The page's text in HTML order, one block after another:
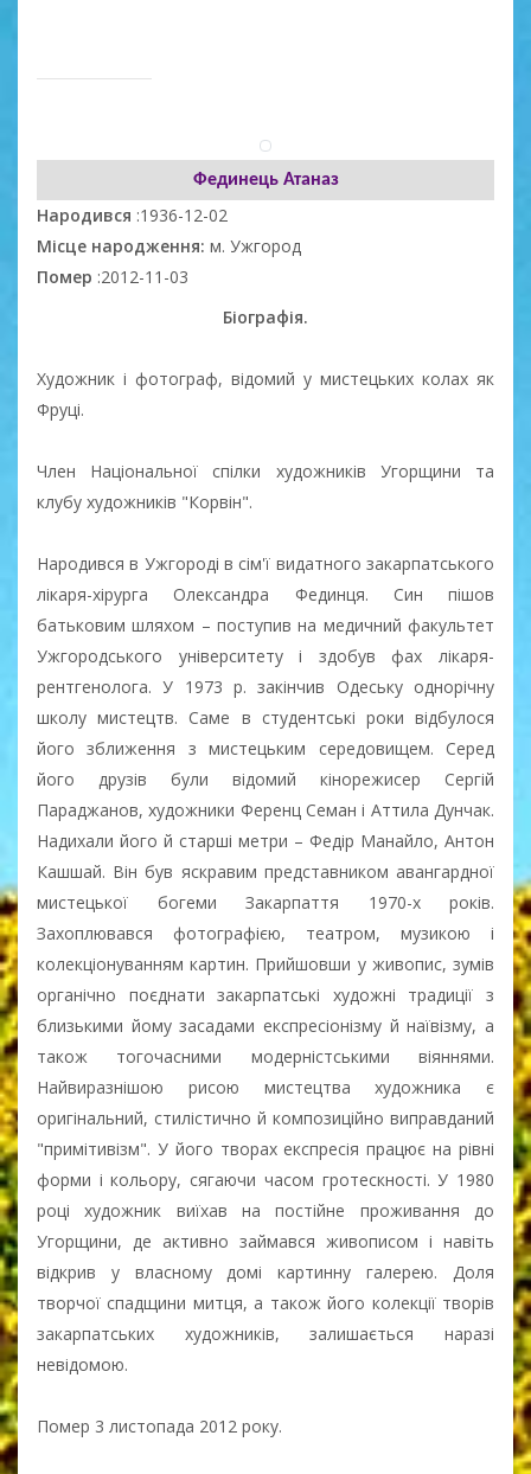
Фединець Атаназ
Народився :1936-12-02
Місце народження: м. Ужгород
Помер :2012-11-03
Біографія.
Художник і фотограф, відомий у мистецьких колах як
Фруці.
Член Національної спілки художників Угорщини та
клубу художників "Корвін".
Народився в Ужгороді в сім'ї видатного закарпатського
лікаря-хірурга Олександра Фединця. Син пішов
батьковим шляхом – поступив на медичний факультет
Ужгородського університету і здобув фах лікаря-
рентгенолога. У 1973 р. закінчив Одеську однорічну
школу мистецтв. Саме в студентські роки відбулося
його зближення з мистецьким середовищем. Серед
його друзів були відомий кінорежисер Сергій
Параджанов, художники Ференц Семан і Аттила Дунчак.
Надихали його й старші метри – Федір Манайло, Антон
Кашшай. Він був яскравим представником авангардної
мистецької богеми Закарпаття 1970-х років.
Захоплювався фотографією, театром, музикою і
колекціонуванням картин. Прийшовши у живопис, зумів
органічно поєднати закарпатські художні традиції з
близькими йому засадами експресіонізму й наївізму, а
також тогочасними модерністськими віяннями.
Найвиразнішою рисою мистецтва художника є
оригінальний, стилістично й композиційно виправданий
"примітивізм". У його творах експресія працює на рівні
форми і кольору, сягаючи часом гротескності. У 1980
році художник виїхав на постійне проживання до
Угорщини, де активно займався живописом і навіть
відкрив у власному домі картинну галерею. Доля
творчої спадщини митця, а також його колекції творів
закарпатських художників, залишається наразі
невідомою.
Помер 3 листопада 2012 року.